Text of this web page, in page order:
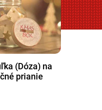
(Dóza) na
prianie